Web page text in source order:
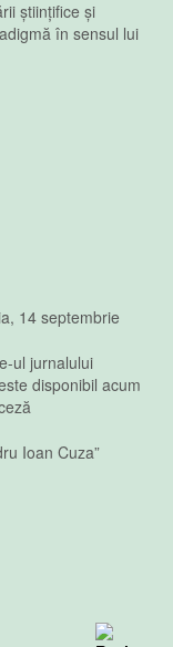
științifice și
în sensul lui
14 septembrie
ul jurnalului
disponibil acum
Ioan Cuza”